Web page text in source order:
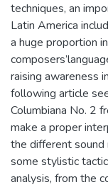
techniques, an
Latin America
a huge proportion
raising awareness
following article
Columbiana No. 2
make a proper
the different
some stylistic
analysis, from the